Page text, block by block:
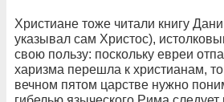
Христиане тоже читали книгу
указывал сам Христос),
свою пользу: поскольку евреи
харизма перешла к христианам,
вечном пятом царстве нужно